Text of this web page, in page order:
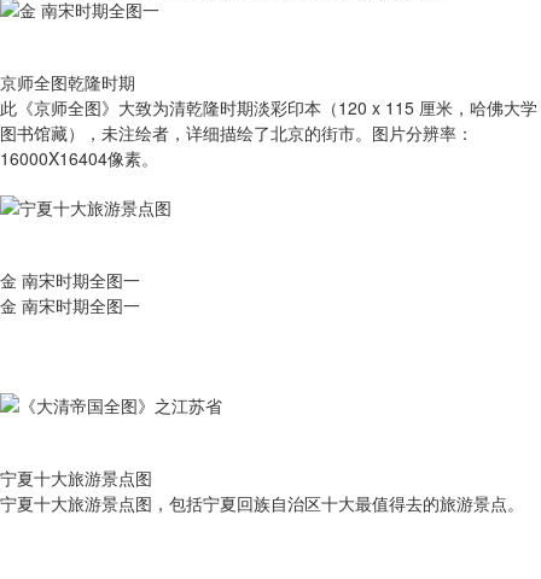
京师全图乾隆时期
此《京师全图》大致为清乾隆时期淡彩印本（120 x 115 厘米，哈佛大学
图书馆藏），未注绘者，详细描绘了北京的街市。图片分辨率：
16000X16404像素。
金 南宋时期全图一
金 南宋时期全图一
宁夏十大旅游景点图
宁夏十大旅游景点图，包括宁夏回族自治区十大最值得去的旅游景点。